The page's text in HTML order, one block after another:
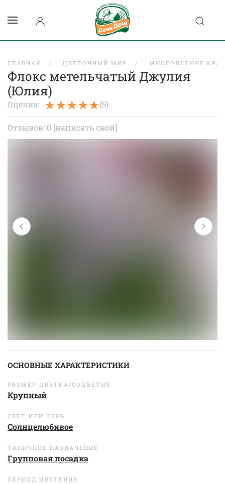
ГЛАВНАЯ ЦВЕТОЧНЫЙ МИР МНОГОЛЕТНИЕ
Флокс метельчатый Джулия
(Юлия)
Оценка: (5)
Отзывов: 0 [написать свой]
ОСНОВНЫЕ ХАРАКТЕРИСТИКИ
РАЗМЕР ЦВЕТКА/СОЦВЕТИЯ
Крупный
СВЕТ ИЛИ ТЕНЬ
Солнцелюбивое
ТИПИЧНОЕ НАЗНАЧЕНИЕ
Групповая посадка
ПЕРИОД ЦВЕТЕНИЯ